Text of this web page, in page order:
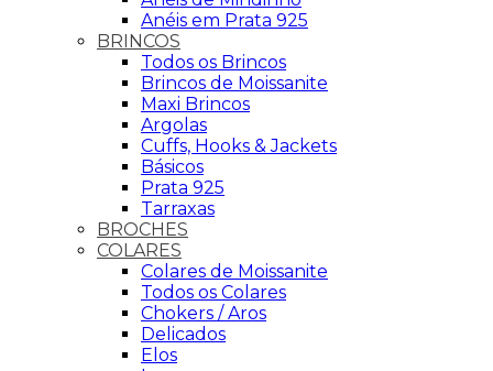
Anéis em Prata 925
BRINCOS
Todos os Brincos
Brincos de Moissanite
Maxi Brincos
Argolas
Cuffs, Hooks & Jackets
Básicos
Prata 925
Tarraxas
BROCHES
COLARES
Colares de Moissanite
Todos os Colares
Chokers / Aros
Delicados
Elos